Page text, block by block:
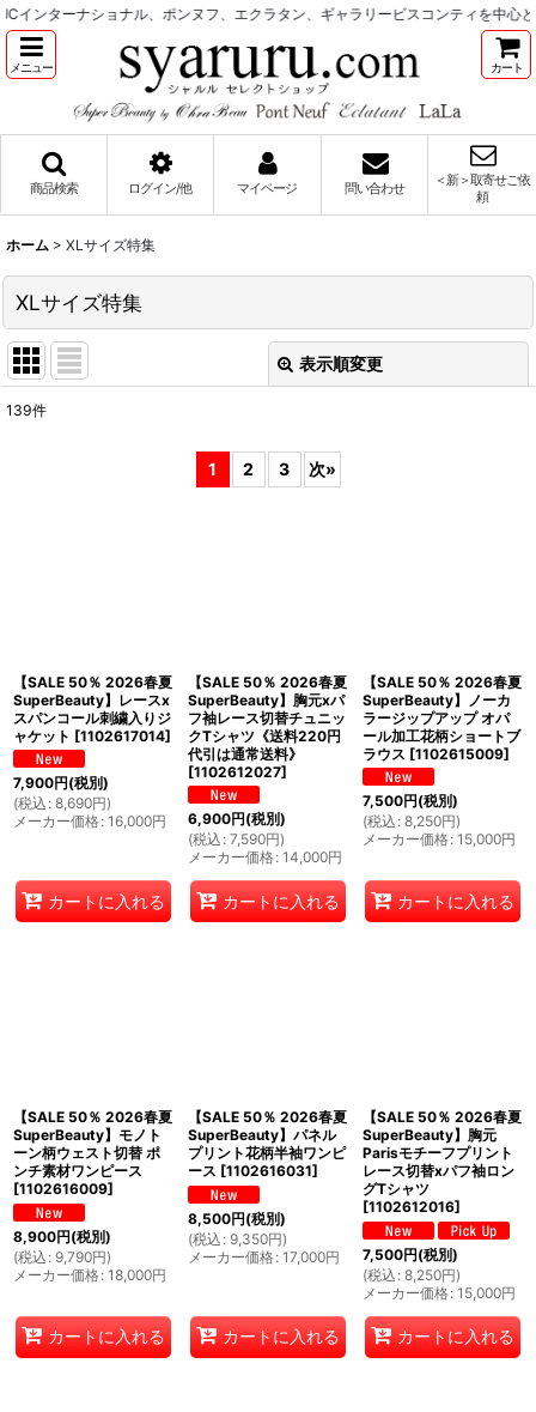
ナショナル、ポンヌフ、エクラタン、ギャラリービスコンティを中心としたレ
メニュー カート
商品検索 ログイン/他 マイページ 問い合わせ
＜新＞取寄せご依
頼
ホーム > XLサイズ特集
XLサイズ特集
表示順変更
139件
1 2 3 次»
【SALE 50％ 2026春夏
SuperBeauty】レースx
スパンコール刺繍入りジ
ャケット [1102617014]
7,900円(税別)
(税込 : 8,690円)
メーカー価格: 16,000円
カートに入れる
【SALE 50％ 2026春夏
SuperBeauty】胸元xパ
フ袖レース切替チュニッ
クTシャツ《送料220円
代引は通常送料》
[1102612027]
6,900円(税別)
(税込 : 7,590円)
メーカー価格: 14,000円
カートに入れる
【SALE 50％ 2026春夏
SuperBeauty】ノーカ
ラージップアップ オパ
ール加工花柄ショートブ
ラウス [1102615009]
7,500円(税別)
(税込 : 8,250円)
メーカー価格: 15,000円
カートに入れる
【SALE 50％ 2026春夏
SuperBeauty】モノト
ーン柄ウェスト切替 ポ
ンチ素材ワンピース
[1102616009]
8,900円(税別)
(税込 : 9,790円)
メーカー価格: 18,000円
カートに入れる
【SALE 50％ 2026春夏
SuperBeauty】パネル
プリント花柄半袖ワンピ
ース [1102616031]
8,500円(税別)
(税込 : 9,350円)
メーカー価格: 17,000円
カートに入れる
【SALE 50％ 2026春夏
SuperBeauty】胸元
Parisモチーフプリント
レース切替xパフ袖ロン
グTシャツ
[1102612016]
7,500円(税別)
(税込 : 8,250円)
メーカー価格: 15,000円
カートに入れる